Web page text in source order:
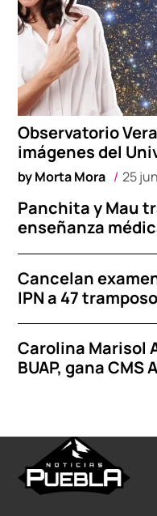
Observatorio
imágenes del
byMorta Mora 25
Panchita y Mau
enseñanza
Cancelan
IPN a 47
Carolina Marisol
BUAP, gana CMS